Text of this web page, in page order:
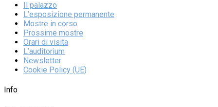
Il palazzo
L’esposizione permanente
Mostre in corso
Prossime mostre
Orari di visita
L’auditorium
Newsletter
Cookie Policy (UE)
Info